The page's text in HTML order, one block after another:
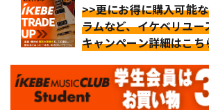
>>更にお得に購入可能
ラムなど、イケベリユ
キャンペーン詳細はこち